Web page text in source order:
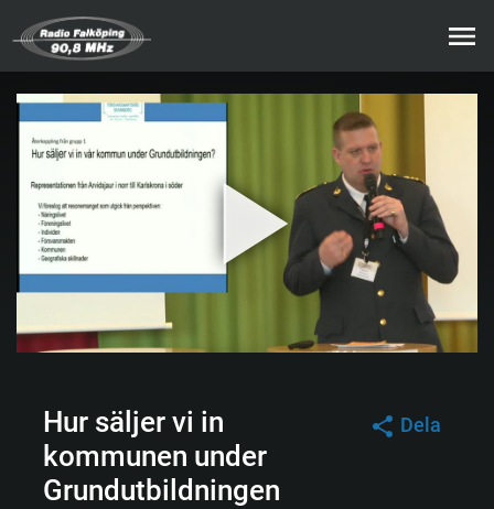
Dela
Hur säljer vi in
kommunen under
Grundutbildningen